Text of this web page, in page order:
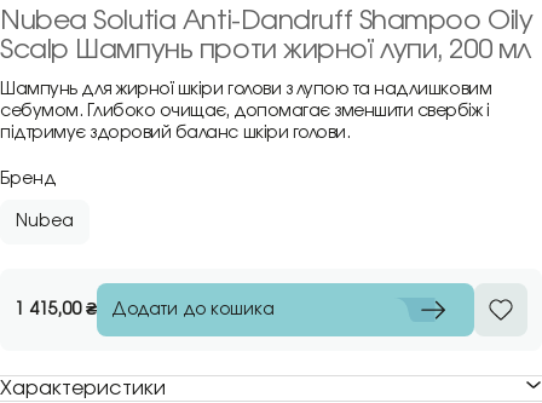
Nubea Solutia Anti-Dandruff Shampoo Oily
Scalp Шампунь проти жирної лупи, 200 мл
Шампунь для жирної шкіри голови з лупою та надлишковим
себумом. Глибоко очищає, допомагає зменшити свербіж і
підтримує здоровий баланс шкіри голови.
Бренд
Nubea
1 415,00₴ Додати до кошика
Характеристики